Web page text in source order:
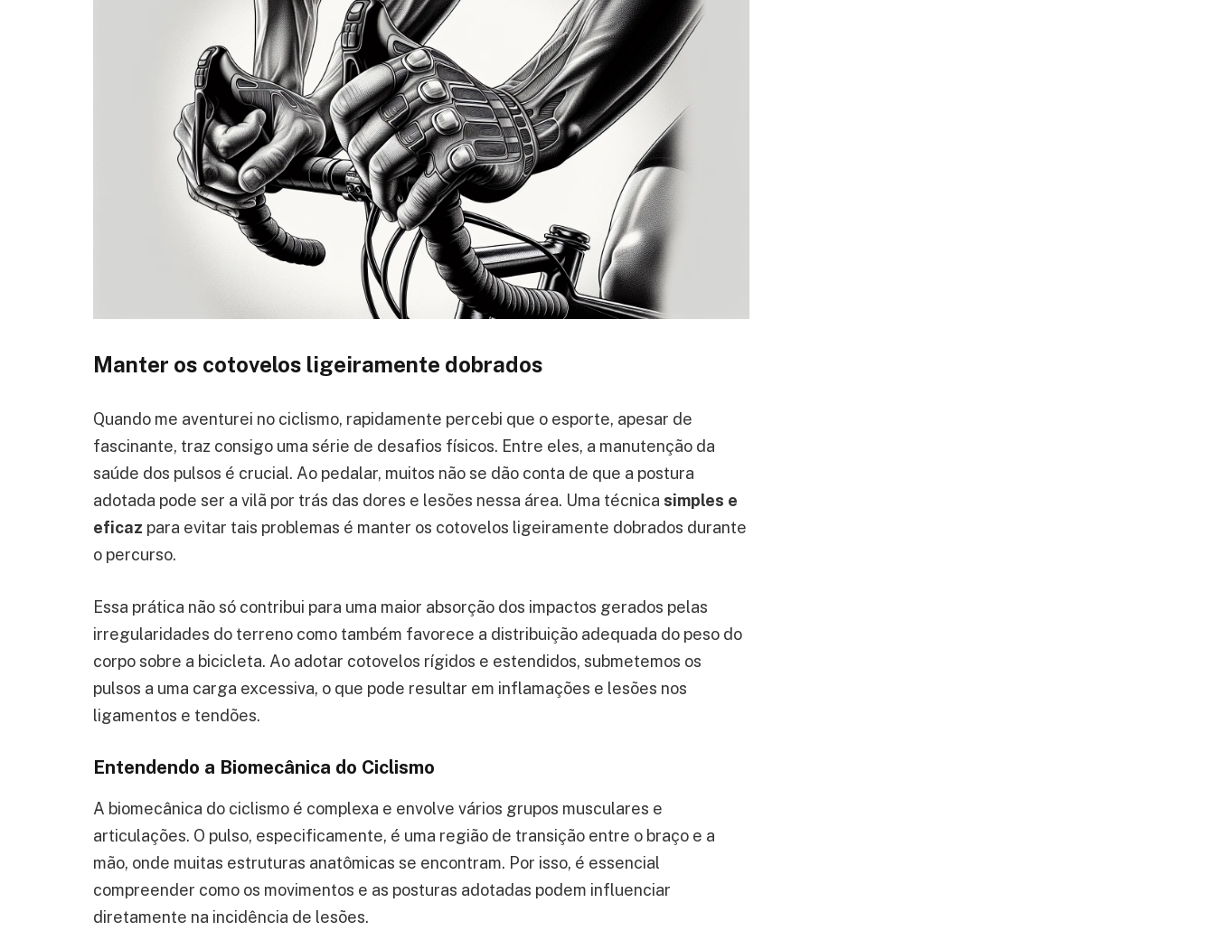
Manter os cotovelos ligeiramente dobrados
Quando me aventurei no ciclismo, rapidamente percebi que o esporte, apesar de
fascinante, traz consigo uma série de desafios físicos. Entre eles, a manutenção da
saúde dos pulsos é crucial. Ao pedalar, muitos não se dão conta de que a postura
adotada pode ser a vilã por trás das dores e lesões nessa área. Uma técnica simples e
eficaz para evitar tais problemas é manter os cotovelos ligeiramente dobrados durante
o percurso.
Essa prática não só contribui para uma maior absorção dos impactos gerados pelas
irregularidades do terreno como também favorece a distribuição adequada do peso do
corpo sobre a bicicleta. Ao adotar cotovelos rígidos e estendidos, submetemos os
pulsos a uma carga excessiva, o que pode resultar em inflamações e lesões nos
ligamentos e tendões.
Entendendo a Biomecânica do Ciclismo
A biomecânica do ciclismo é complexa e envolve vários grupos musculares e
articulações. O pulso, especificamente, é uma região de transição entre o braço e a
mão, onde muitas estruturas anatômicas se encontram. Por isso, é essencial
compreender como os movimentos e as posturas adotadas podem influenciar
diretamente na incidência de lesões.